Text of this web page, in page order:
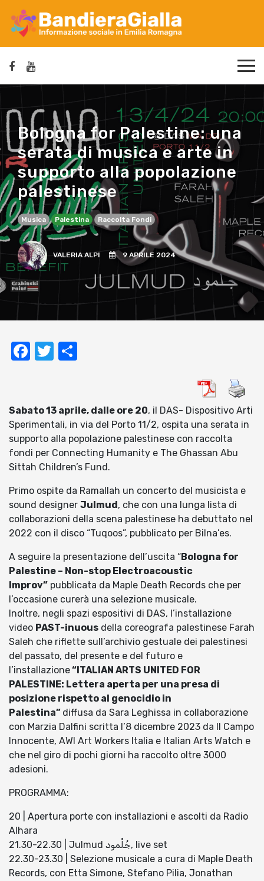
Bologna for Palestine: una
serata di musica e arte in
supporto alla popolazione
palestinese
Musica Palestina Raccolta Fondi
VALERIA ALPI 9 APRILE 2024
Facebook
Twitter
Sabato 13 aprile, dalle ore 20, il DAS- Dispositivo Arti
Sperimentali, in via del Porto 11/2, ospita una serata in
supporto alla popolazione palestinese con raccolta
fondi per Connecting Humanity e The Ghassan Abu
Sittah Children’s Fund.
Primo ospite da Ramallah un concerto del musicista e
sound designer Julmud , che con una lunga lista di
collaborazioni della scena palestinese ha debuttato nel
2022 con il disco “Tuqoos”, pubblicato per Bilna’es.
A seguire la presentazione dell’uscita “Bologna for
Palestine – Non-stop Electroacoustic
Improv” pubblicata da Maple Death Records che per
l’occasione curerà una selezione musicale.
Inoltre, negli spazi espositivi di DAS, l’installazione
video PAST-inuous della coreografa palestinese Farah
Saleh che riflette sull’archivio gestuale dei palestinesi
del passato, del presente e del futuro e
l’installazione“ITALIAN ARTS UNITED FOR
PALESTINE: Lettera aperta per una presa di
posizione rispetto al genocidio in
Palestina” diffusa da Sara Leghissa in collaborazione
con Marzia Dalfini scritta l’8 dicembre 2023 da Il Campo
Innocente, AWI Art Workers Italia e Italian Arts Watch e
che nel giro di pochi giorni ha raccolto oltre 3000
adesioni.
PROGRAMMA:
20 | Apertura porte con installazioni e ascolti da Radio
Alhara
21.30-22.30 | Julmud جُلْمود, live set
22.30-23.30 | Selezione musicale a cura di Maple Death
Records, con Etta Simone, Stefano Pilia, Jonathan